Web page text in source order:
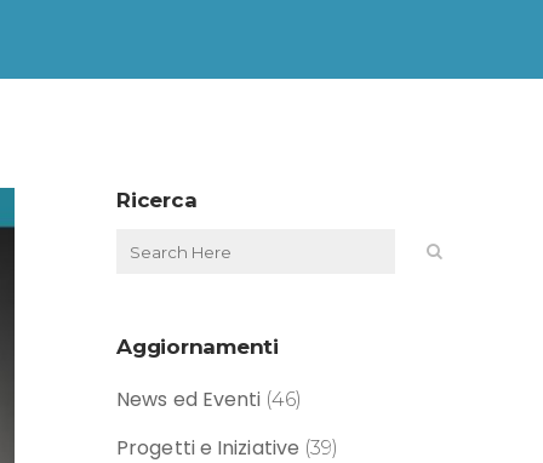
Ricerca
Aggiornamenti
News ed Eventi (46)
Progetti e Iniziative (39)